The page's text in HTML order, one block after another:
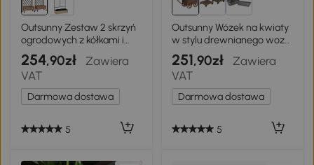
Outsunny Zestaw 2 skrzyń
ogrodowych z kółkami i
kratką do pnączy
254,90zł
Zawiera
VAT
Darmowa dostawa
5
Outsunny Wózek na kwiaty
w stylu drewnianego wozu,
donica na rośliny z
uchwytem, stojak na
kwiaty do ogrodu, tarasu,
wytrzymały na obciążenie
do 30 kg, w kolorze
cm
251,90zł
Zawiera
VAT
Darmowa dostawa
5